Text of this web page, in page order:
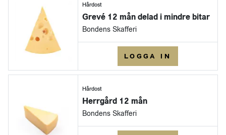
Hårdost
Grevé 12 mån delad i mindre bitar
Bondens Skafferi
LOGGA IN
Hårdost
Herrgård 12 mån
Bondens Skafferi